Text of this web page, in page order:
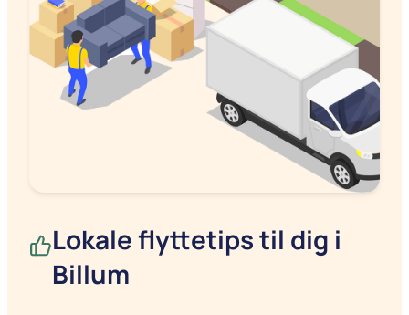
Lokale flyttetips til dig i
Billum